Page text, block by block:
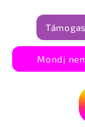
Mondj